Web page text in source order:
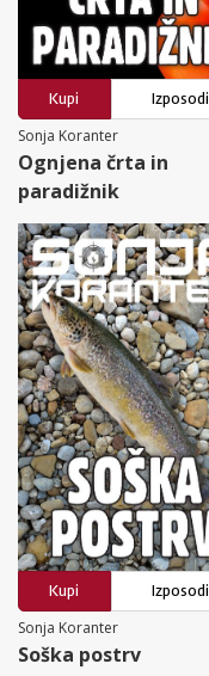
Kupi
Izposodi
Sonja Koranter
Ognjena črta in
paradižnik
Kupi
Izposodi
Sonja Koranter
Soška postrv